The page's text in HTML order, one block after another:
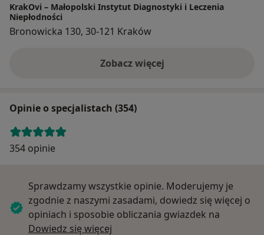
KrakOvi – Małopolski Instytut Diagnostyki i Leczenia
Niepłodności
Bronowicka 130, 30-121 Kraków
Zobacz więcej
Opinie o specjalistach (354)
354 opinie
Sprawdzamy wszystkie opinie. Moderujemy je
zgodnie z naszymi zasadami, dowiedz się więcej o
opiniach i sposobie obliczania gwiazdek na
Dowiedz się więcej